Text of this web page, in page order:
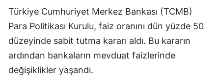
Türkiye Cumhuriyet Merkez Bankası (TCMB)
Para Politikası Kurulu, faiz oranını dün yüzde 50
düzeyinde sabit tutma kararı aldı. Bu kararın
ardından bankaların mevduat faizlerinde
değişiklikler yaşandı.